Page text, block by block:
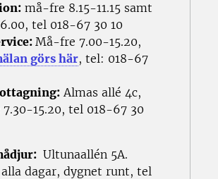
må-fre 8.15-11.15 samt
tel 018-67 30 10
Må-fre 7.00-15.20,
görs här, tel: 018-67
Almas allé 4c,
15.20, tel 018-67 30
Ultunaallén 5A.
dagar, dygnet runt, tel